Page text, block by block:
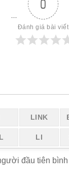
0
Đánh giá bài viết